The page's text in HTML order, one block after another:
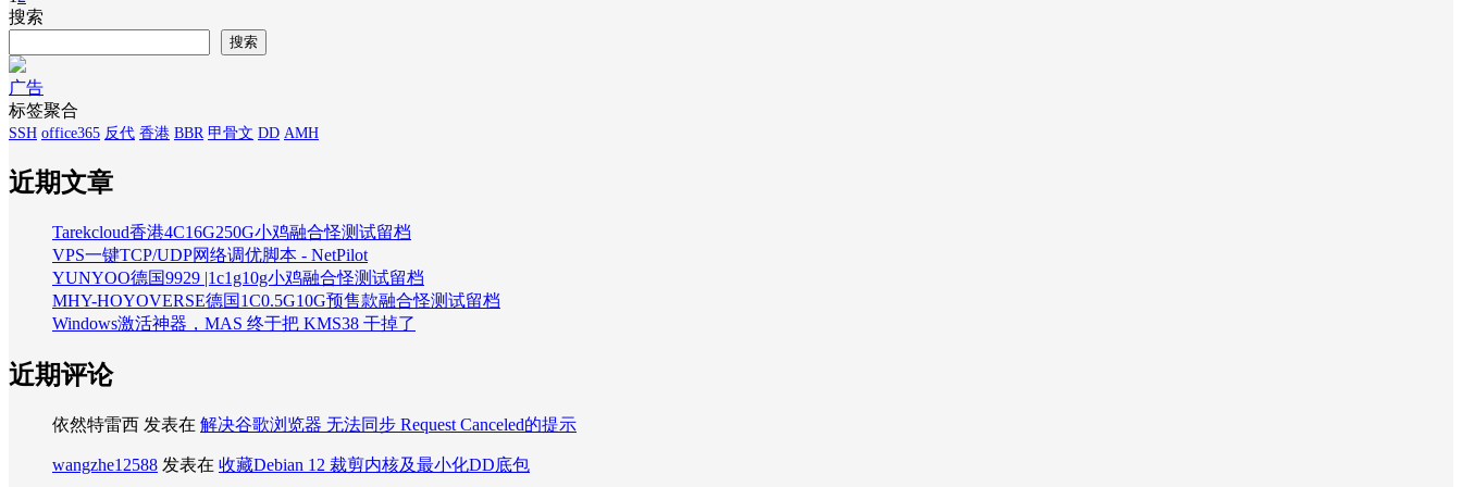
搜索
搜索
广告
标签聚合
SSH office365 反代 香港 BBR 甲骨文 DD AMH
近期文章
Tarekcloud香港4C16G250G小鸡融合怪测试留档
VPS一键TCP/UDP网络调优脚本 - NetPilot
YUNYOO德国9929 |1c1g10g小鸡融合怪测试留档
MHY-HOYOVERSE德国1C0.5G10G预售款融合怪测试留档
Windows激活神器，MAS 终于把 KMS38 干掉了
近期评论
依然特雷西 发表在 解决谷歌浏览器 无法同步 Request Canceled的提示
wangzhe12588 发表在 收藏Debian 12 裁剪内核及最小化DD底包